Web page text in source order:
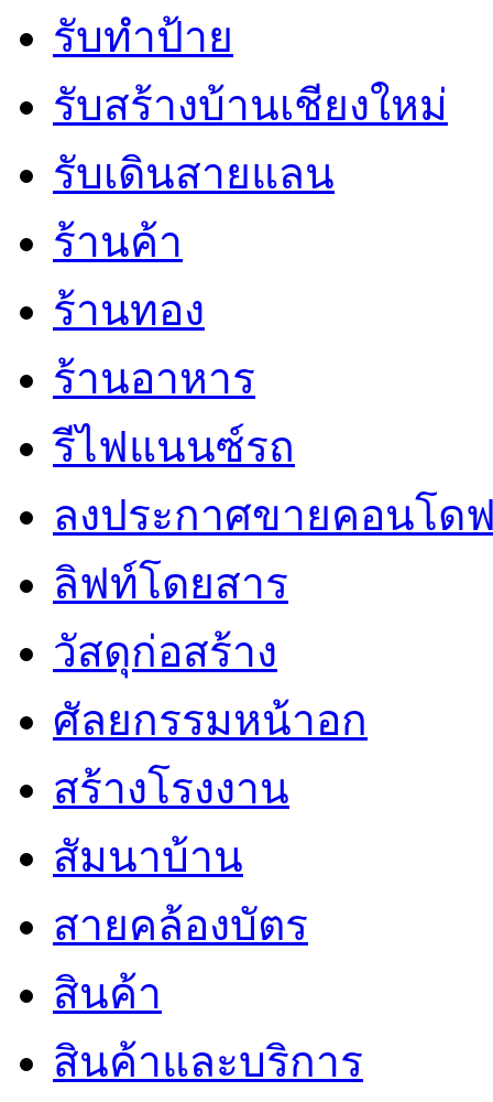
รับทำป้าย
รับสร้างบ้านเชียงใหม่
รับเดินสายแลน
ร้านค้า
ร้านทอง
ร้านอาหาร
รีไฟแนนซ์รถ
ลงประกาศขายคอนโด
ลิฟท์โดยสาร
วัสดุก่อสร้าง
ศัลยกรรมหน้าอก
สร้างโรงงาน
สัมนาบ้าน
สายคล้องบัตร
สินค้า
สินค้าและบริการ